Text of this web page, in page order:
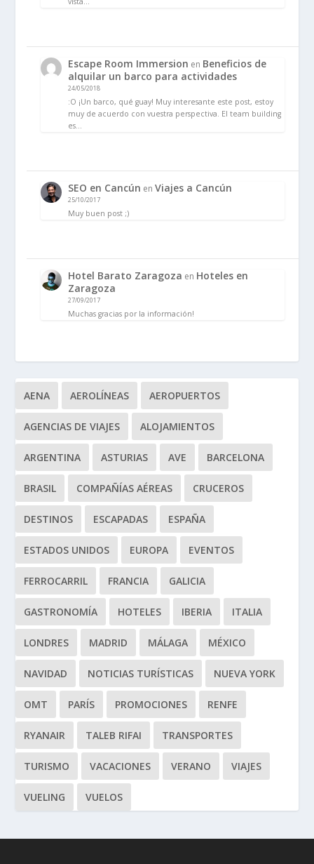
Escape Room Immersion en Beneficios de
alquilar un barco para actividades
24/05/2018
:O ¡Un barco, qué guay! Muy interesante este post, estoy
muy de acuerdo con vuestra perspectiva. El team building
es…
SEO en Cancún enViajes a Cancún
25/10/2017
Muy buen post ;)
Hotel Barato Zaragoza en Hoteles en
Zaragoza
27/09/2017
Muchas gracias por la información!
AENA AEROLÍNEAS AEROPUERTOS
AGENCIAS DE VIAJES ALOJAMIENTOS
ARGENTINA ASTURIAS AVE BARCELONA
BRASIL COMPAÑÍAS AÉREAS CRUCEROS
DESTINOS ESCAPADAS ESPAÑA
ESTADOS UNIDOS EUROPA EVENTOS
FERROCARRIL FRANCIA GALICIA
GASTRONOMÍA HOTELES IBERIA ITALIA
LONDRES MADRID MÁLAGA MÉXICO
NAVIDAD NOTICIAS TURÍSTICAS NUEVA YORK
OMT PARÍS PROMOCIONES RENFE
RYANAIR TALEB RIFAI TRANSPORTES
TURISMO VACACIONES VERANO VIAJES
VUELING VUELOS